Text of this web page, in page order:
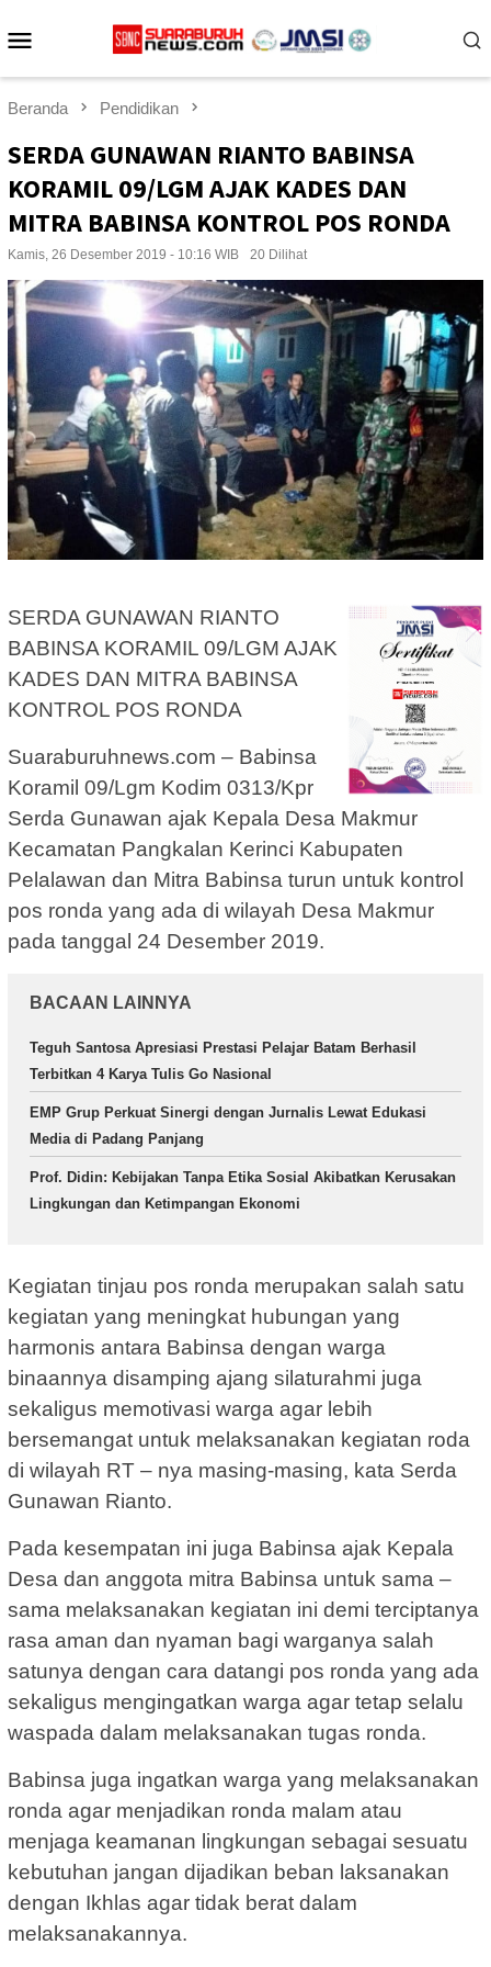
ke
Beranda Pendidikan
SERDA GUNAWAN RIANTO BABINSA
KORAMIL 09/LGM AJAK KADES DAN
MITRA BABINSA KONTROL POS RONDA
Kamis, 26 Desember 2019 - 10:16 WIB 20 Dilihat
SERDA GUNAWAN RIANTO
BABINSA KORAMIL 09/LGM AJAK
KADES DAN MITRA BABINSA
KONTROL POS RONDA
Suaraburuhnews.com – Babinsa
Koramil 09/Lgm Kodim 0313/Kpr
Serda Gunawan ajak Kepala Desa Makmur
Kecamatan Pangkalan Kerinci Kabupaten
Pelalawan dan Mitra Babinsa turun untuk kontrol
pos ronda yang ada di wilayah Desa Makmur
pada tanggal 24 Desember 2019.
BACAAN LAINNYA
Teguh Santosa Apresiasi Prestasi Pelajar Batam Berhasil
Terbitkan 4 Karya Tulis Go Nasional
EMP Grup Perkuat Sinergi dengan Jurnalis Lewat Edukasi
Media di Padang Panjang
Prof. Didin: Kebijakan Tanpa Etika Sosial Akibatkan Kerusakan
Lingkungan dan Ketimpangan Ekonomi
Kegiatan tinjau pos ronda merupakan salah satu
kegiatan yang meningkat hubungan yang
harmonis antara Babinsa dengan warga
binaannya disamping ajang silaturahmi juga
sekaligus memotivasi warga agar lebih
bersemangat untuk melaksanakan kegiatan roda
di wilayah RT – nya masing-masing, kata Serda
Gunawan Rianto.
Pada kesempatan ini juga Babinsa ajak Kepala
Desa dan anggota mitra Babinsa untuk sama –
sama melaksanakan kegiatan ini demi terciptanya
rasa aman dan nyaman bagi warganya salah
satunya dengan cara datangi pos ronda yang ada
sekaligus mengingatkan warga agar tetap selalu
waspada dalam melaksanakan tugas ronda.
Babinsa juga ingatkan warga yang melaksanakan
ronda agar menjadikan ronda malam atau
menjaga keamanan lingkungan sebagai sesuatu
kebutuhan jangan dijadikan beban laksanakan
dengan Ikhlas agar tidak berat dalam
melaksanakannya.